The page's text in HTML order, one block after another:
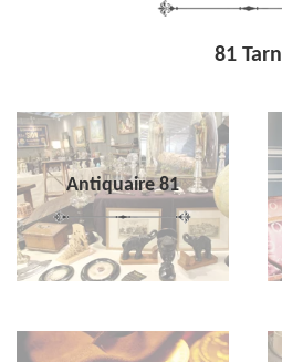
81 Tarn
Antiquaire 81